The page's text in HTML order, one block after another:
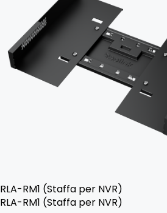
RLA-RM1 (Staffa per NVR)
RLA-RM1 (Staffa per NVR)